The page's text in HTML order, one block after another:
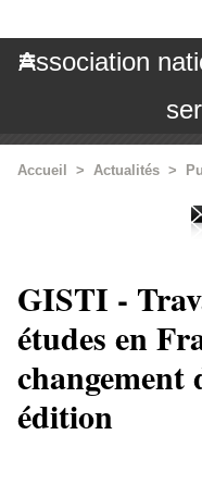
Association
Accueil > Actualités >
GISTI -
études en
changement
édition